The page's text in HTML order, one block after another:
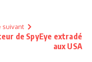
suivant
de SpyEye extradé
aux USA